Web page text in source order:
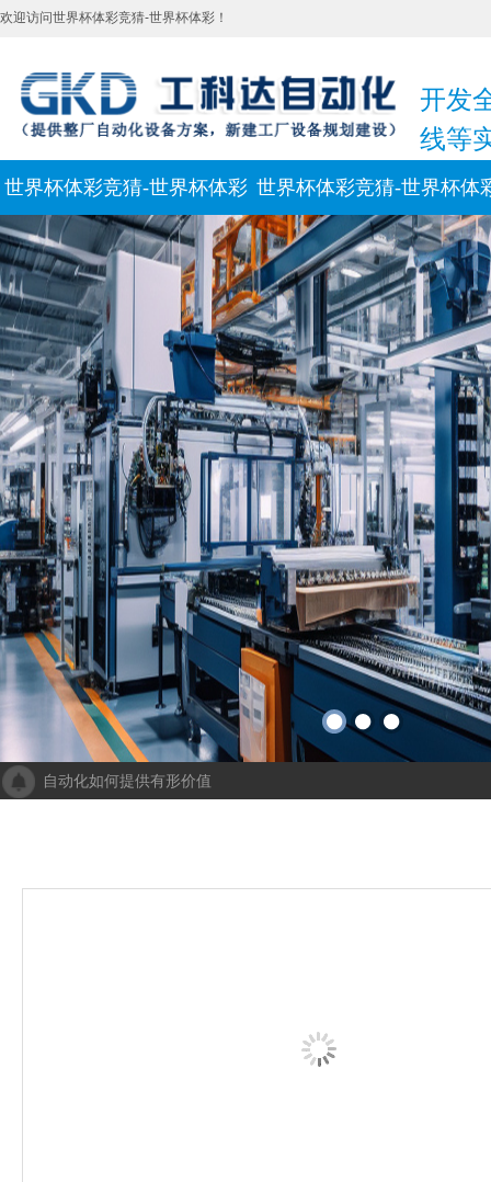
世界杯体彩竞猜-世界杯体彩 世界杯体彩竞猜-世界杯体
新闻动态 联系我们
自动化如何提供有形价值
欢迎访问世界杯体彩竞猜-世界杯体彩！
开发
线等
上一个：全自动包装生产线
下一个： 无